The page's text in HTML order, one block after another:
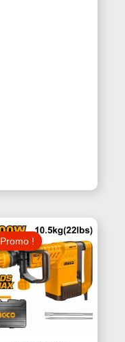
Promo !
Promo !
Prix
Initial
Était :
Le